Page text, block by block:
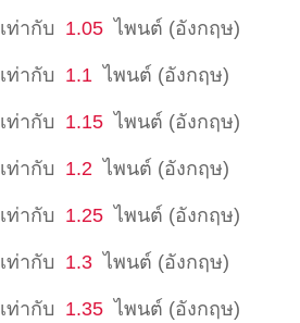
เท่ากับ 1.05 ไพนต์ (อังกฤษ)
เท่ากับ 1.1 ไพนต์ (อังกฤษ)
เท่ากับ 1.15 ไพนต์ (อังกฤษ)
เท่ากับ 1.2 ไพนต์ (อังกฤษ)
เท่ากับ 1.25 ไพนต์ (อังกฤษ)
เท่ากับ 1.3 ไพนต์ (อังกฤษ)
เท่ากับ 1.35 ไพนต์ (อังกฤษ)